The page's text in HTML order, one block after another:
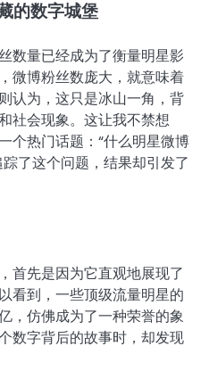
的数字城堡
数量已经成为了衡量明星影
微博粉丝数庞大，就意味着
认为，这只是冰山一角，背
社会现象。这让我不禁想
个热门话题：“什么明星微博
了这个问题，结果却引发了
首先是因为它直观地展现了
看到，一些顶级流量明星的
，仿佛成为了一种荣誉的象
数字背后的故事时，却发现